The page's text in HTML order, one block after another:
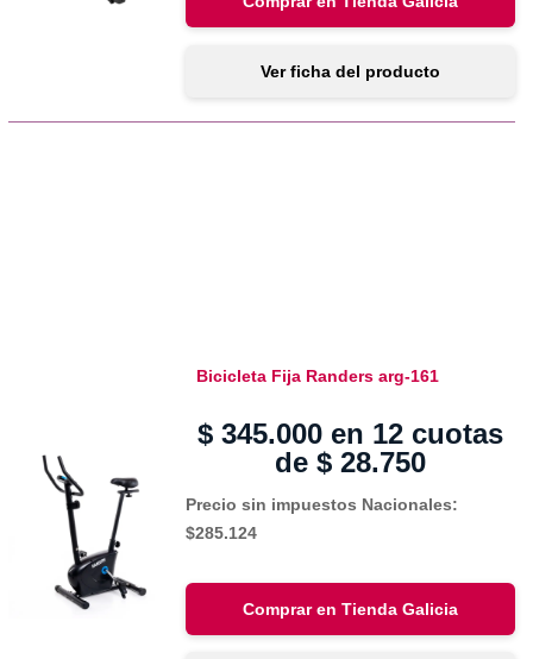
Ver ficha del producto
Bicicleta Fija Randers arg-161
$ 345.000 en 12 cuotas
de$ 28.750
Precio sin impuestos Nacionales:
$285.124
Comprar en Tienda Galicia